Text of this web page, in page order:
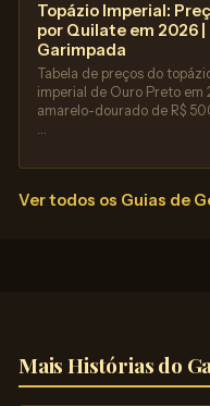
Topázio Imperial:
por Quilate em 2026 |
Garimpada
Tabela de preços do
imperial de Ouro Preto em
amarelo-dourado de R$
…
Ver todos os Guias de
Mais Histórias do